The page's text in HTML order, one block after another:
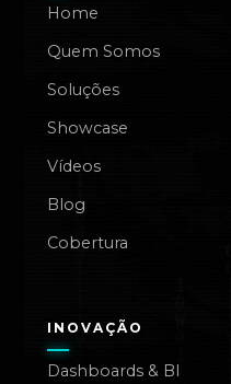
Home
Quem Somos
Soluções
Showcase
Vídeos
Blog
Cobertura
INOVAÇÃO
Dashboards & BI